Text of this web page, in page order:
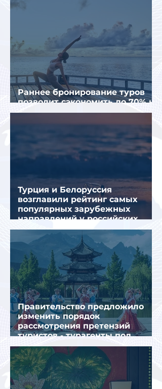
Раннее бронирование туров
позволит сэкономить до 70% на
летнем отдыхе — АТОР
Турция и Белоруссия
возглавили рейтинг самых
популярных зарубежных
направлений у российских
туристов летом
Правительство предложило
изменить порядок
рассмотрения претензий
туристов - турагенты под
ударом!